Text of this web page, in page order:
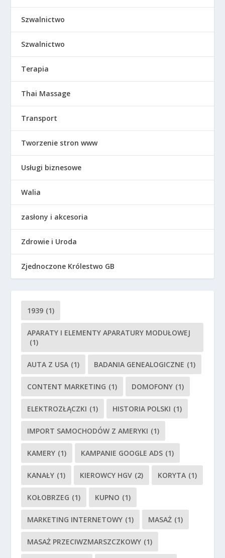
Szwalnictwo
Szwalnictwo
Terapia
Thai Massage
Transport
Tworzenie stron www
Usługi biznesowe
Walia
zasłony i akcesoria
Zdrowie i Uroda
Zjednoczone Królestwo GB
1939 (1)
APARATY I ELEMENTY APARATURY MODUŁOWEJ
(1)
AUTA Z USA (1) BADANIA GENEALOGICZNE (1)
CONTENT MARKETING (1) DOMOFONY (1)
ELEKTROZŁĄCZKI (1) HISTORIA POLSKI (1)
IMPORT SAMOCHODÓW Z AMERYKI (1)
KAMERY (1) KAMPANIE GOOGLE ADS (1)
KANAŁY (1) KIEROWCY HGV (2) KORYTA (1)
KOŁOBRZEG (1) KUPNO (1)
MARKETING INTERNETOWY (1) MASAŻ (1)
MASAŻ PRZECIWZMARSZCZKOWY (1)